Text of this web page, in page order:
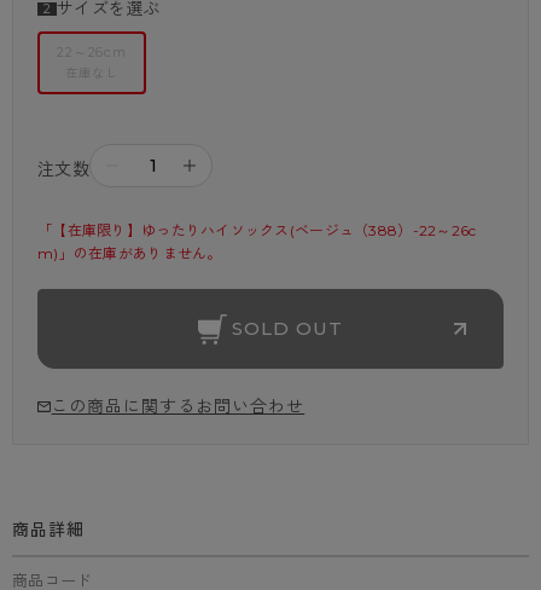
サイズを選ぶ
22～26cm
在庫なし
注文数 ＋
「【在庫限り】ゆったりハイソックス(ベージュ（388）-22～26c
m)」の在庫がありません。
SOLD OUT
この商品に関するお問い合わせ
商品詳細
商品コード